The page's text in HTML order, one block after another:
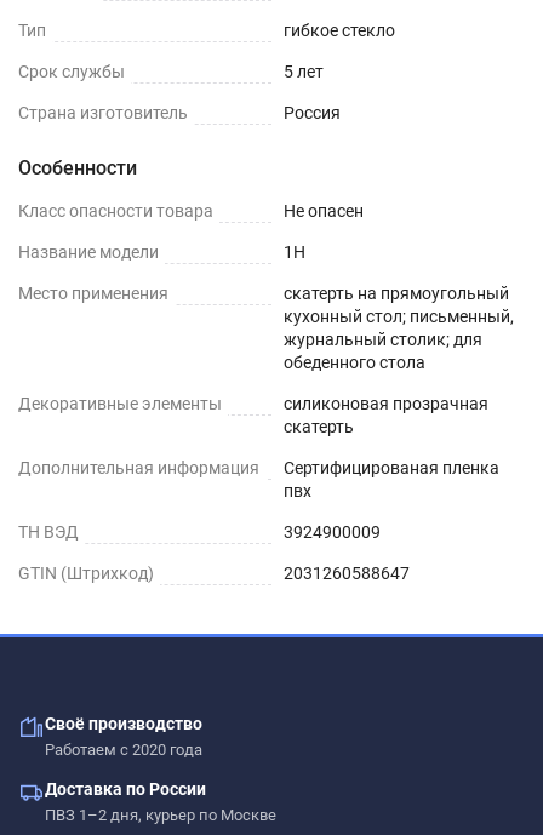
ДЕТСКИЙ СТОЛ
ПОДГОТОВКА К ИСПОЛЬЗОВАНИЮ
присутствовать слабый быстро выветриваемый
запах. Перед использованием пленки, протрите
её поверхность влажной салфеткой с мыльным
Дайте высохнуть – запах выветривается
Шаг 3
вниз. Дополнительное закрепление не
ИНСТРУКЦИЯ ПО УСТАНОВКЕ
При укладке на стеклянную, глянцевую или
полированную поверхность под пленкой могут
Тип гибкое стекло
Срок службы 5 лет
Страна изготовитель Россия
Особенности
Класс опасности товара Не опасен
Название модели 1H
Место применения
скатерть на прямоугольный
кухонный стол; письменный,
журнальный столик; для
обеденного стола
Декоративные элементы
силиконовая прозрачная
скатерть
Дополнительная информация
Сертифицированая пленка
пвх
ТН ВЭД 3924900009
GTIN (Штрихкод) 2031260588647
Своё производство
Работаем с 2020 года
Доставка по России
ПВЗ 1–2 дня, курьер по Москве